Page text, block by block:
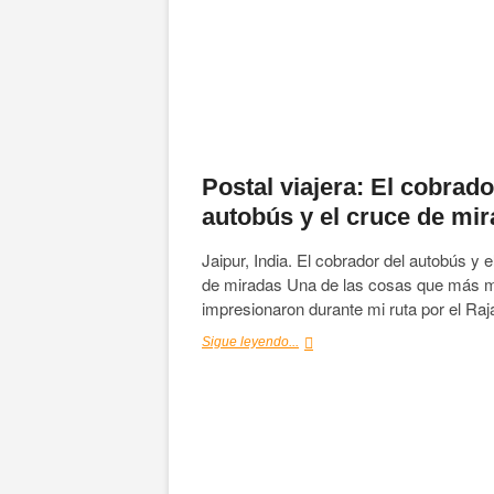
Postal viajera: El
autobús y el cruce de
Jaipur, India. El cobrador del autobús y
de miradas Una de las cosas que más
impresionaron durante mi ruta por el
Sigue leyendo... Postal